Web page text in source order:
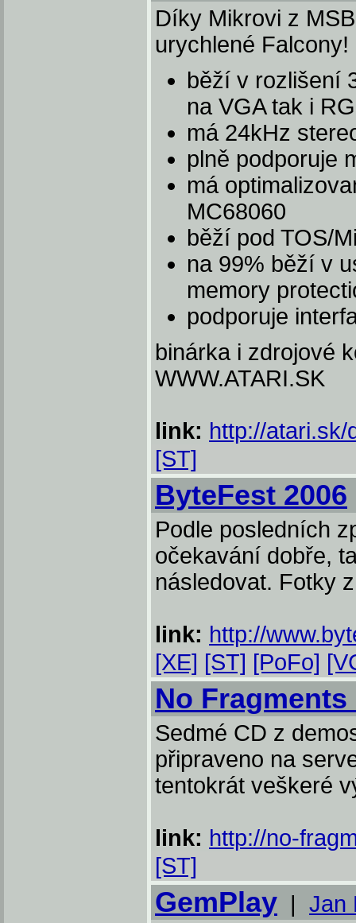
Díky Mikrovi z
urychlené Falcony!
běží v rozlišení
na VGA tak i
má 24kHz
plně podporuje
má
MC68060
běží pod TOS/
na 99% běží v
memory
podporuje
binárka i zdrojové
WWW.ATARI.SK
link: http://atari.sk/
[ST]
ByteFest 2006
Podle posledních
očekavání dobře,
následovat. Fotky
link: http://
[XE] [ST] [PoFo]
No Fragments
Sedmé CD z
připraveno na
tentokrát veškeré
link: http://no-
[ST]
GemPlay | Jan